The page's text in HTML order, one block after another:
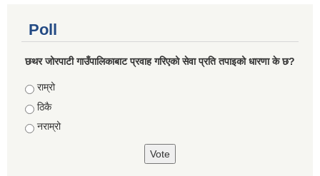
Poll
छथर जोरपाटी गाउँपालिकाबाट प्रवाह गरिएको सेवा प्रति तपाइको धारणा के छ?
Choices
राम्रो
ठिकै
नराम्रो